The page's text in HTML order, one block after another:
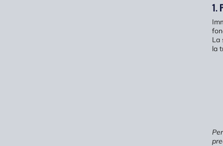
1.
La
la